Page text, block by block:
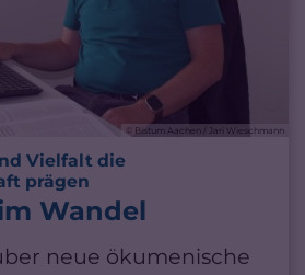
© Bistum Aachen / Jari Wieschmann
Vielfalt die
prägen
Wandel
neue ökumenische